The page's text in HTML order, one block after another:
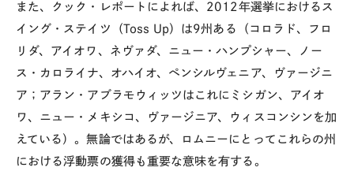
また、クック・レポートによれば、2012年選挙におけるス
イング・ステイツ（Toss Up）は9州ある（コロラド、フロ
リダ、アイオワ、ネヴァダ、ニュー・ハンプシャー、ノー
ス・カロライナ、オハイオ、ペンシルヴェニア、ヴァージニ
ア；アラン・アブラモウィッツはこれにミシガン、アイオ
ワ、ニュー・メキシコ、ヴァージニア、ウィスコンシンを加
えている）。無論ではあるが、ロムニーにとってこれらの州
における浮動票の獲得も重要な意味を有する。